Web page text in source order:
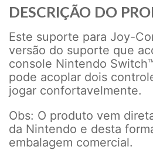
DESCRIÇÃO DO
Este suporte para Joy-
versão do suporte que
console Nintendo
pode acoplar dois
jogar confortavelmente.
Obs: O produto vem
da Nintendo e desta
embalagem comercial.